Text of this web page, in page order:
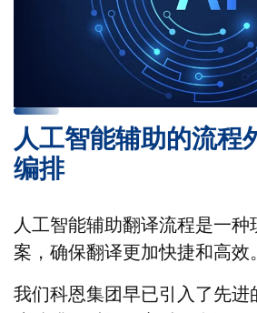
人工智能辅助的流程
编排
人工智能辅助翻译流程是一种
案，确保翻译更加快捷和高效。
我们科恩集团早已引入了先进